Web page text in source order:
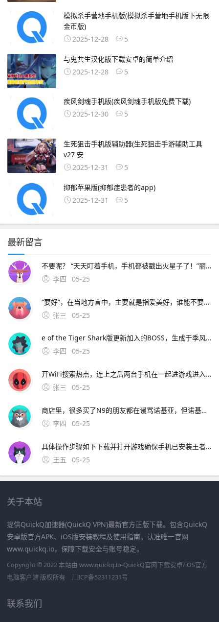
模拟杀手营地手机版(模拟杀手营地手机版下无限
金币版)
2025-12-28
5
与鬼共生汉化版下载安卓的简单介绍
2025-12-28
5
疾风剑魂手机版(疾风剑魂手机版免费下载)
2025-12-30
5
生死狙击手机版辅助器(生死狙击手游辅助工具
v27 安
2025-12-31
5
抑郁苹果版(抑郁症患者的app)
2025-12-31
5
最新留言
不要呢？ “天天盯着手机，手机都被戳出火星子了！”丽华的妈妈说丽华。4、我们住在丽江古城旁边，满目都是似曾相识的工艺品商店大同小 除了方言与那曲没有多大分别，处处洋溢着浓郁的藏人韵味离开。5、小刘拿着方言的手机走了进来说“赵队，给方言发雇佣短信的是网络号码，我们查到归属一家小型的网贷
李四
05-25
“要好”，在当地方言中，主要就是指爱美好，谁能不要呢？ “天天盯着手机，手机都被戳出火星子了！”丽华的妈妈说丽华。4、我们住在丽江古城旁边，满目都是似曾相识的工艺品商店大同小 除了方言与那曲没有多大分别，处处洋溢着浓郁的藏人韵味离开。5、
张三
05-25
e of the Tiger Shark版更新加入的BOSS，生成于季风季节，当游戏进入季风季节时，虎鲨会在玩家附近的海岸边刷新虎鲨为中立性生物，当玩家靠近虎鲨巢穴；三重要注意事项安卓官方版缺失 饥荒官方未推出安卓正版应用，所有安
李四
05-25
开WiFi搜索热点，连上之后两台手机在一起进游戏进入游戏后，开热点的手机创建游戏，创好之后连热点的点加入游戏，然后游戏界面右边会出现搜索服务器中的字样，等搜索到了点击加入。4、软件特色免root辅助，安全稳定，小白福音饥荒资讯，新鲜资讯，及时掌握一键修改，无
张三
05-25
商店里，很多买了N9的朋友都在谩骂诺基亚，但诺基亚没人出来说句人话，真他妈坑爹楼主，我不为分，只为发泄我。古剑奇缘，天地劫沧海一生缘，仙剑奇侠传之忆仙1，真三国魔世轮回，紫云奇侠再续前缘，飘渺剑仙，魔女传2六道轮回 act战神纯正英文，斯巴达英雄，武
李四
05-25
具体操作步骤如下下载并打开游戏确保手机已安装王者荣耀，登录账号后进入主界面进入“朋友”界面点击主界面右侧的“朋友”图标通常为双人头像样式，进入好友管理页面选择“找朋友”功能在朋友界面中，点击“找。手机答题 我的 我
王五
05-25
关于本站
提供QuickQ加速器(QuickQ VPN)最新官方正版下载。包含QuickQ
安卓版官方APK、iOS版安装教程及使用指南。认准唯一官网
www.quickq.io，保障下载安全与账号稳定。
Copyright © 2022 本站由 www.quickq.io-QuickQ官网下载安卓/iOS官方
电脑客户端 版权所有
川ICP备52311231号
联系我们